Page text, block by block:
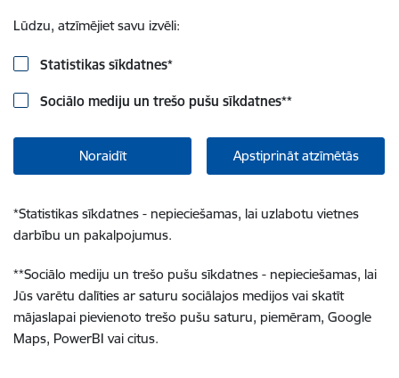
Lūdzu, atzīmējiet savu izvēli:
Statistikas sīkdatnes*
Sociālo mediju un trešo pušu sīkdatnes**
Noraidīt Apstiprināt atzīmētās
*Statistikas sīkdatnes - nepieciešamas, lai uzlabotu vietnes
darbību un pakalpojumus.
**Sociālo mediju un trešo pušu sīkdatnes - nepieciešamas, lai
Jūs varētu dalīties ar saturu sociālajos medijos vai skatīt
mājaslapai pievienoto trešo pušu saturu, piemēram, Google
Maps, PowerBI vai citus.